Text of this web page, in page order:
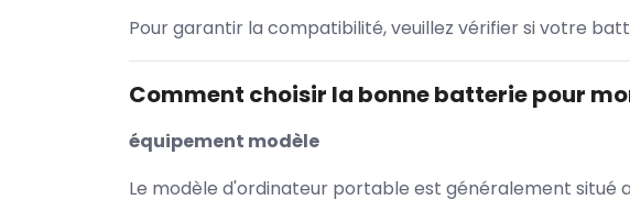
Pour garantir la compatibilité, veuillez vérifier si votre
Comment choisir la bonne batterie pour
équipement modèle
Le modèle d'ordinateur portable est généralement situé